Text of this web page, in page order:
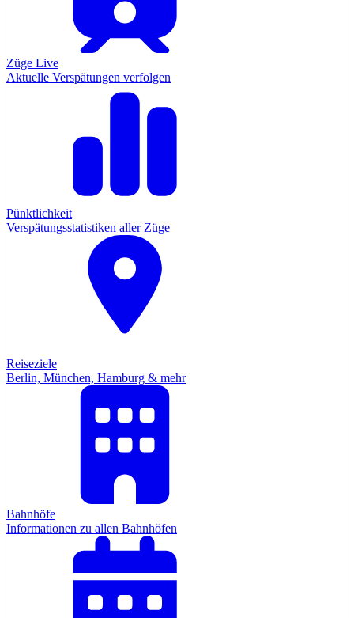
Züge Live
Aktuelle Verspätungen verfolgen
Pünktlichkeit
Verspätungsstatistiken aller Züge
Reiseziele
Berlin, München, Hamburg & mehr
Bahnhöfe
Informationen zu allen Bahnhöfen